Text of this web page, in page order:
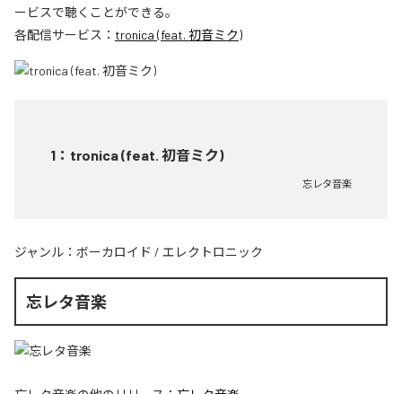
ービスで聴くことができる。
各配信サービス： tronica (feat. 初音ミク)
1 ： tronica (feat. 初音ミク)
忘レタ音楽
ジャンル： ボーカロイド / エレクトロニック
忘レタ音楽